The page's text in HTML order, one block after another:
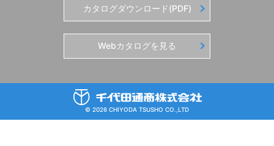
カタログダウンロード(PDF)
Webカタログを見る
© 2026 CHIYODA TSUSHO CO.,LTD